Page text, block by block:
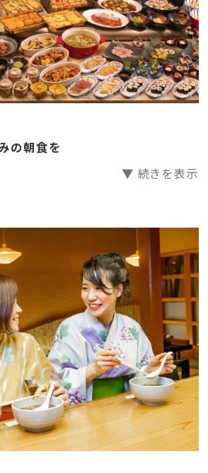
題60分」1,980円 →事前予約で60
円 →事前予約で2,500円
3,150円→事前予約で2,850円
き」2,450円 →事前予約で2,250円
3日前までにお知らせください
きない事がございます
りお申込みいただけます
時/5時～10時
切風呂をご用意。ご予約不要、ご自
き、ご自由にお入りください。
の朝食を
▼ 続きを表示